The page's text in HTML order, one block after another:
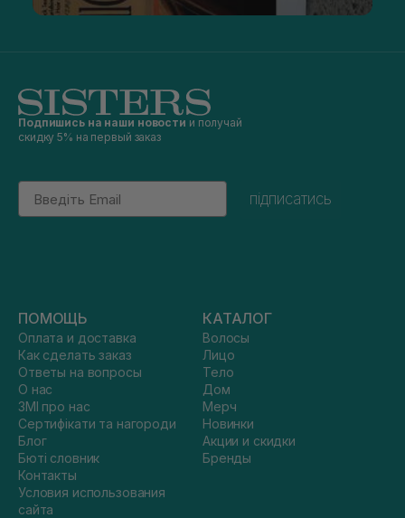
Подпишись на наши новости и получай
скидку 5% на первый заказ
Email
підписатись
ПОМОЩЬ
Оплата и доставка
Как сделать заказ
Ответы на вопросы
О нас
ЗМІ про нас
Сертифікати та нагороди
Блог
Бюті словник
Контакты
Условия использования
сайта
КАТАЛОГ
Волосы
Лицо
Тело
Дом
Мерч
Новинки
Акции и скидки
Бренды